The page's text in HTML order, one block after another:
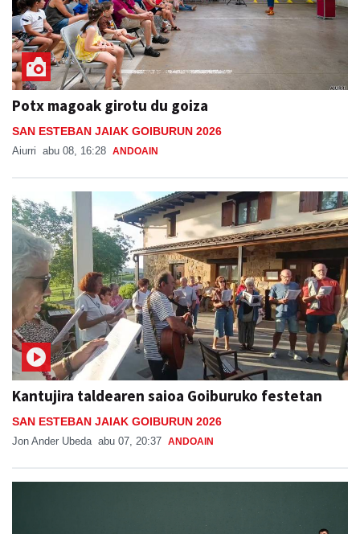
Potx magoak girotu du goiza
SAN ESTEBAN JAIAK GOIBURUN 2026
Aiurri abu 08, 16:28 ANDOAIN
Kantujira taldearen saioa Goiburuko festetan
SAN ESTEBAN JAIAK GOIBURUN 2026
Jon Ander Ubeda abu 07, 20:37 ANDOAIN